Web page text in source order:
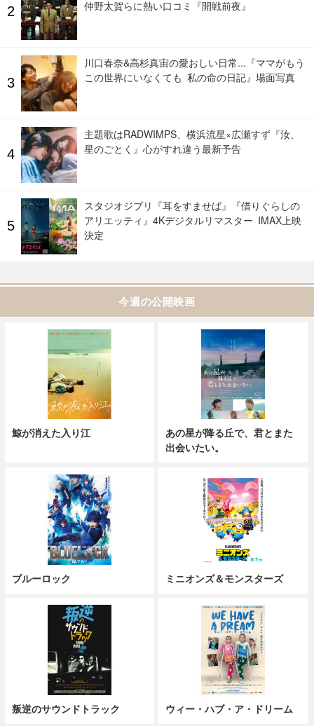
仲野太賀らに熱い口コミ『開戦前夜』
川口春奈&高杉真宙の愛おしい日常...『ママがもう
この世界にいなくても 私の命の日記』場面写真
主題歌はRADWIMPS、横浜流星×広瀬すず『汝、
星のごとく』心がすれ違う最新予告
スタジオジブリ『耳をすませば』『借りぐらしの
アリエッティ』4Kデジタルリマスター IMAX上映
決定
今週の公開映画
鯨が消えた入り江
あの星が降る丘で、君とまた
出会いたい。
ブルーロック ミニオンズ＆モンスターズ
叛逆のサウンドトラック ウィー・ハブ・ア・ドリーム